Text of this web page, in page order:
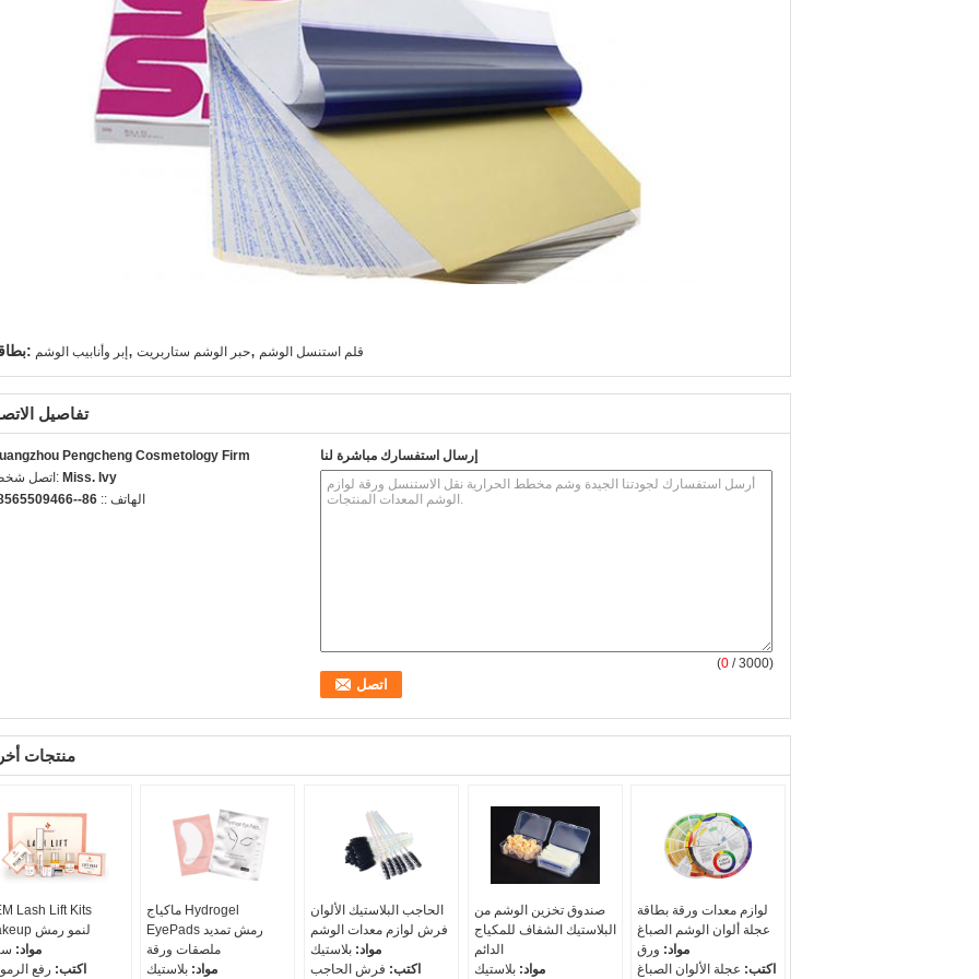
بطاقة: إبر وأنابيب الوشم , حبر الوشم ستاربريت, قلم استنسل الوشم
تفاصيل
Pengcheng Cosmetology Firm
اتصل شخص: Miss. Ivy
الهاتف :: 86--18565509466
إرسال استفسارك مباشرة لنا
(0 / 3000)
منتجات
Lash Lift Kits
Makeup لنمو رمش
مواد:
اكتب: رفع
ماكياج Hydrogel
EyePads رمش تمديد
ملصقات ورقة
مواد: بلاستيك
الحاجب البلاستيك الألوان
فرش لوازم معدات الوشم
مواد:بلاستيك
اكتب: فرش الحاجب
صندوق تخزين الوشم من
البلاستيك الشفاف للمكياج
الدائم
مواد:بلاستيك
لوازم معدات ورقة بطاقة
عجلة ألوان الوشم الصباغ
مواد: ورق
اكتب: عجلة الألوان الصباغ